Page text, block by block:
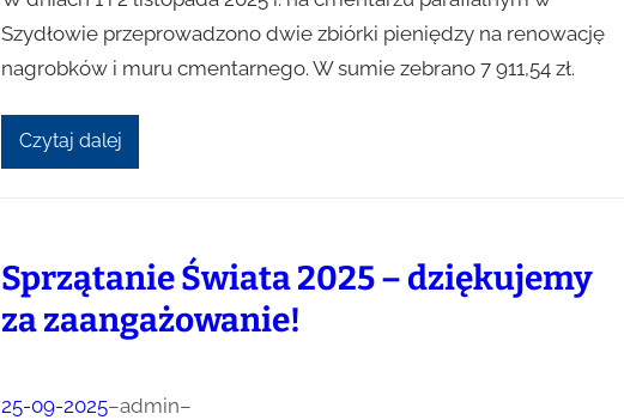
Szydłowie przeprowadzono dwie zbiórki pieniędzy na renowację
nagrobków i muru cmentarnego. W sumie zebrano 7 911,54 zł.
Czytaj dalej
Sprzątanie Świata 2025 – dziękujemy
za zaangażowanie!
25-09-2025–admin–